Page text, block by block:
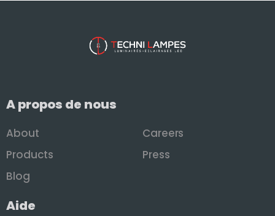
A propos de nous
About
Products
Blog
Careers
Press
Aide